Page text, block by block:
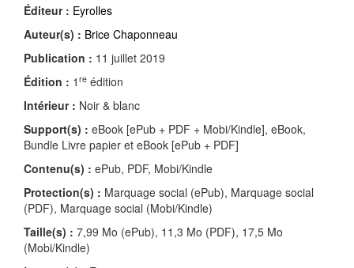
Éditeur : Eyrolles
Auteur(s) : Brice Chaponneau
Publication : 11 juillet 2019
Édition : 1 re édition
Intérieur : Noir & blanc
Support(s) : eBook [ePub + PDF + Mobi/Kindle], eBook,
Bundle Livre papier et eBook [ePub + PDF]
Contenu(s) : ePub, PDF, Mobi/Kindle
Protection(s) : Marquage social (ePub), Marquage social
(PDF), Marquage social (Mobi/Kindle)
Taille(s) : 7,99 Mo (ePub), 11,3 Mo (PDF), 17,5 Mo
(Mobi/Kindle)